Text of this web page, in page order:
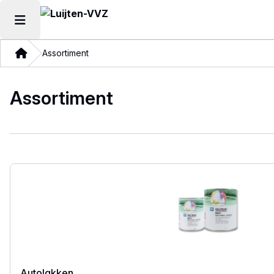
Hoofdmenu openen
ThuisAssortiment
Assortiment